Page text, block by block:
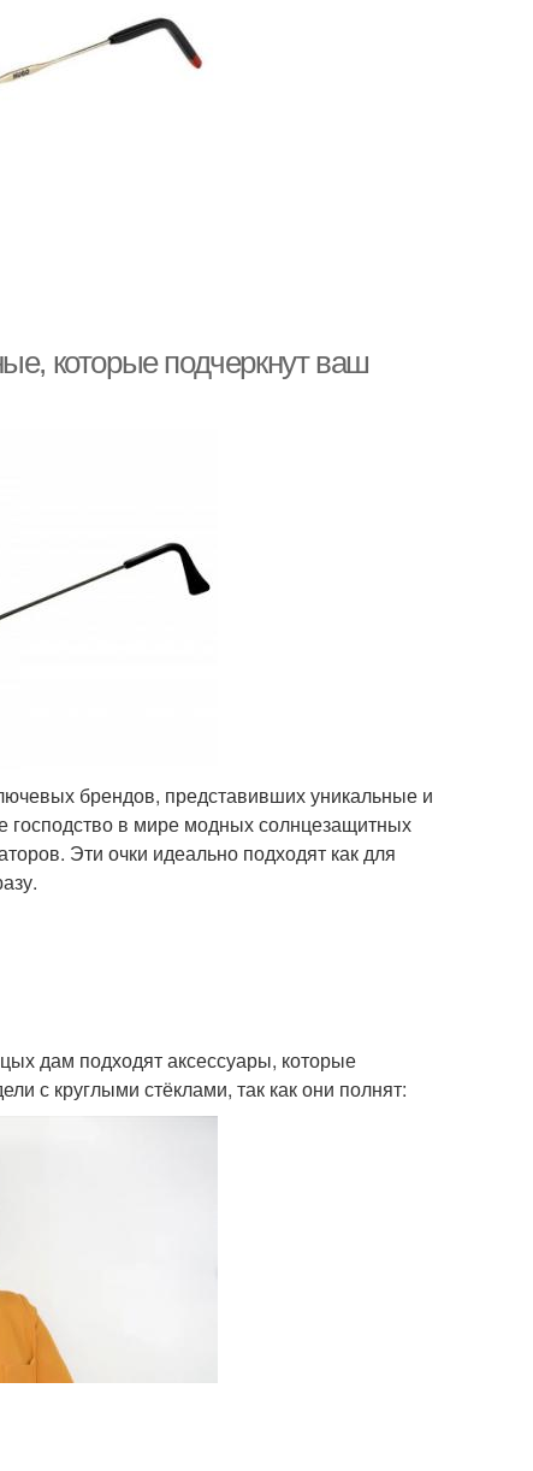
которые подчеркнут ваш
брендов, представивших уникальные и
господство в мире модных солнцезащитных
Эти очки идеально подходят как для
дам подходят аксессуары, которые
с круглыми стёклами, так как они полнят: